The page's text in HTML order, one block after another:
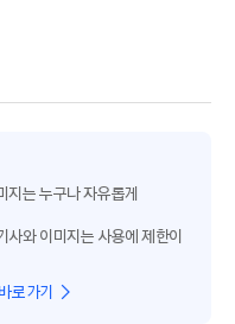
지는 누구나 자유롭게
와 이미지는 사용에 제한이
로가기